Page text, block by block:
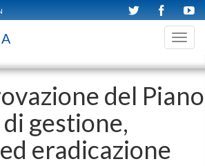
del Piano
gestione,
eradicazione